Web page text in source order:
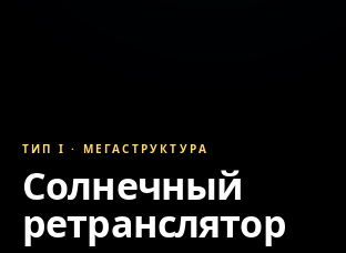
ТИП I · МЕГАСТРУКТУРА
Солнечный
ретранслятор